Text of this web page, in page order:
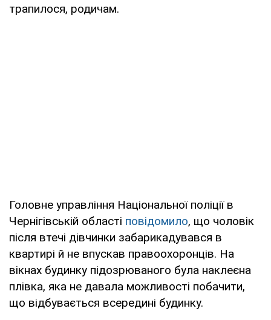
трапилося, родичам.
Головне управління Національної поліції в
Чернігівській області повідомило, що чоловік
після втечі дівчинки забарикадувався в
квартирі й не впускав правоохоронців. На
вікнах будинку підозрюваного була наклеєна
плівка, яка не давала можливості побачити,
що відбувається всередині будинку.